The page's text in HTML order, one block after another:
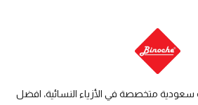
سعودية متخصصة في الأزياء النسائية، افضل